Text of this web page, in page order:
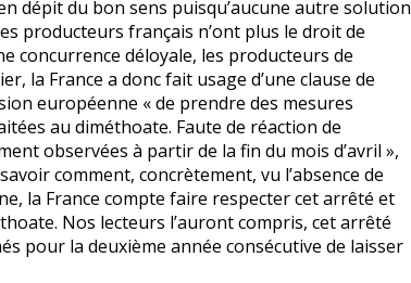
dépit du bon sens puisqu’aucune autre solution
producteurs français n’ont plus le droit de
concurrence déloyale, les producteurs de
la France a donc fait usage d’une clause de
européenne « de prendre des mesures
au diméthoate. Faute de réaction de
observées à partir de la fin du mois d’avril »,
comment, concrètement, vu l’absence de
la France compte faire respecter cet arrêté et
Nos lecteurs l’auront compris, cet arrêté
pour la deuxième année consécutive de laisser